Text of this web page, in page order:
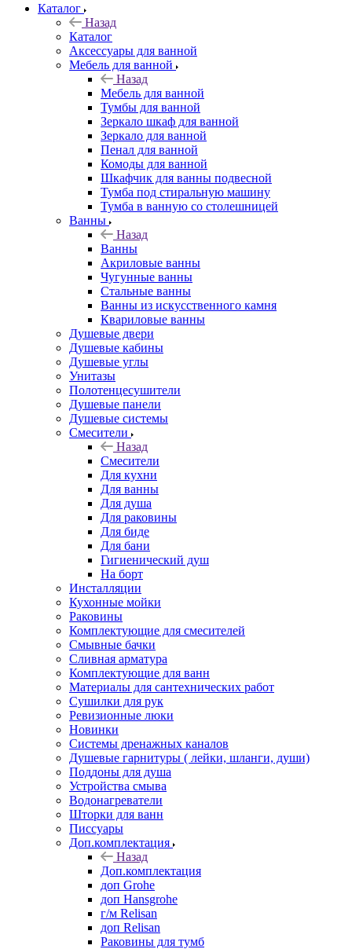
Каталог
Назад
Каталог
Аксессуары для ванной
Мебель для ванной
Назад
Мебель для ванной
Тумбы для ванной
Зеркало шкаф для ванной
Зеркало для ванной
Пенал для ванной
Комоды для ванной
Шкафчик для ванны подвесной
Тумба под стиральную машину
Тумба в ванную со столешницей
Ванны
Назад
Ванны
Акриловые ванны
Чугунные ванны
Стальные ванны
Ванны из искусственного камня
Квариловые ванны
Душевые двери
Душевые кабины
Душевые углы
Унитазы
Полотенцесушители
Душевые панели
Душевые системы
Смесители
Назад
Смесители
Для кухни
Для ванны
Для душа
Для раковины
Для биде
Для бани
Гигиенический душ
На борт
Инсталляции
Кухонные мойки
Раковины
Комплектующие для смесителей
Смывные бачки
Сливная арматура
Комплектующие для ванн
Материалы для сантехнических работ
Сушилки для рук
Ревизионные люки
Новинки
Системы дренажных каналов
Душевые гарнитуры ( лейки, шланги, души)
Поддоны для душа
Устройства смыва
Водонагреватели
Шторки для ванн
Писсуары
Доп.комплектация
Назад
Доп.комплектация
доп Grohe
доп Hansgrohe
г/м Relisan
доп Relisan
Раковины для тумб